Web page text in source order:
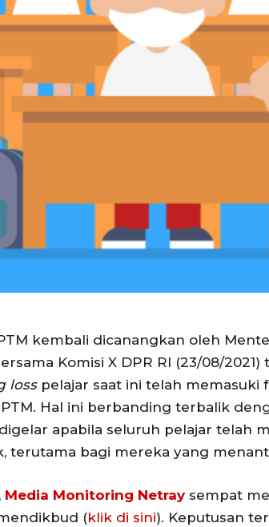
kembali dicanangkan oleh
Komisi X DPR RI (23/08/
losspelajar saat ini telah memasuki
Hal ini berbanding terbalik
apabila seluruh pelajar telah
terutama bagi mereka yang
Media Monitoring Netraysempat
(klik di sini). Keputusan